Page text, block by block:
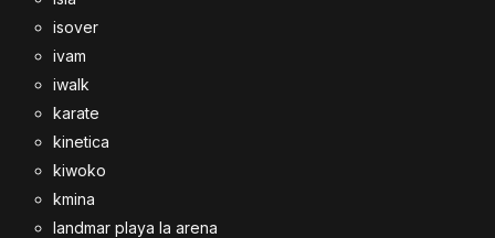
isover
ivam
iwalk
karate
kinetica
kiwoko
kmina
landmar playa la arena